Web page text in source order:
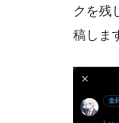
クを残
稿しま